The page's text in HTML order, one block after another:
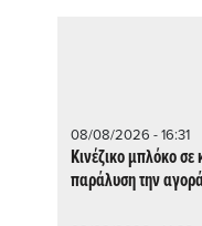
08/08/2026 - 16:31
Κινέζικο μπλόκο
παράλυση την